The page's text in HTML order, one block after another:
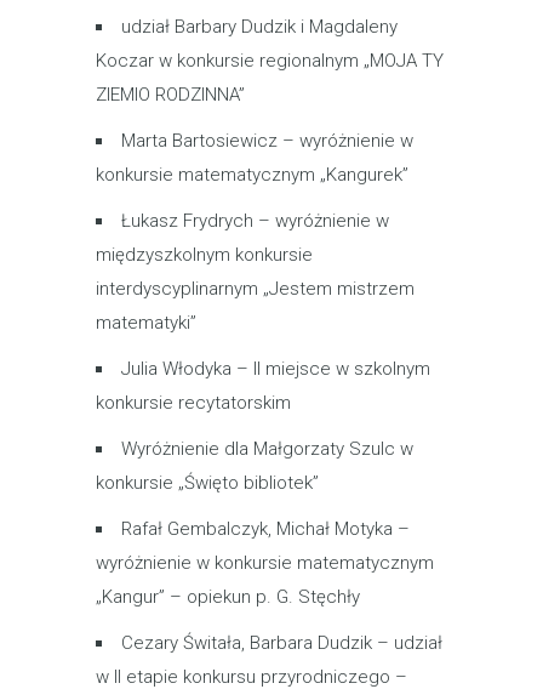
udział Barbary Dudzik i Magdaleny
Koczar w konkursie regionalnym „MOJA TY
ZIEMIO RODZINNA”
Marta Bartosiewicz – wyróżnienie w
konkursie matematycznym „Kangurek”
Łukasz Frydrych – wyróżnienie w
międzyszkolnym konkursie
interdyscyplinarnym „Jestem mistrzem
matematyki”
Julia Włodyka – II miejsce w szkolnym
konkursie recytatorskim
Wyróżnienie dla Małgorzaty Szulc w
konkursie „Święto bibliotek”
Rafał Gembalczyk, Michał Motyka –
wyróżnienie w konkursie matematycznym
„Kangur” – opiekun p. G. Stęchły
Cezary Świtała, Barbara Dudzik – udział
w II etapie konkursu przyrodniczego –